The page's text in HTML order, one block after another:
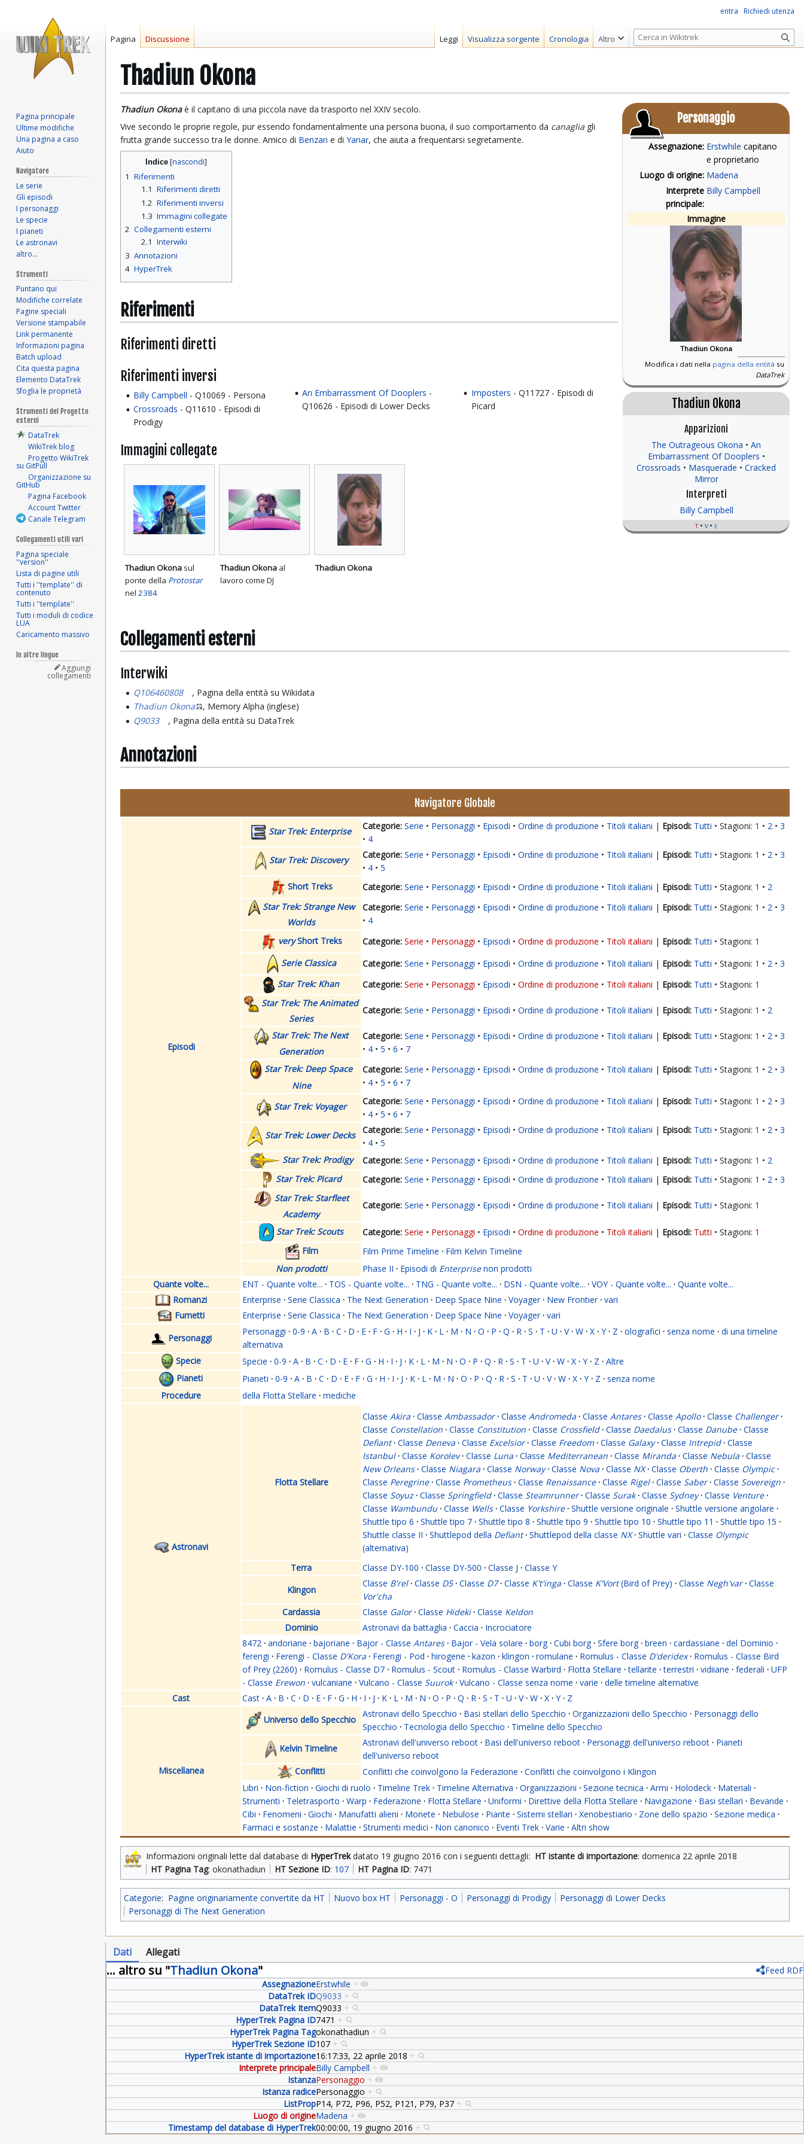
Thadiun Okona
Vai
alla
navigazione
Vai
alla
ricerca
Personaggio
Assegnazione: Erstwhile capitano
e proprietario
Luogo di origine: Madena
Interprete
principale:
Billy Campbell
Immagine
Thadiun Okona
Modifica i dati nella pagina della entità su
DataTrek
Thadiun Okona
Apparizioni
The Outrageous Okona
An
Embarrassment Of Dooplers
Crossroads
Masquerade
Cracked
Mirror
Interpreti
Billy Campbell
t v e
Thadiun Okonaè il capitano di una piccola nave da trasporto nel XXIV secolo.
Vive secondo le proprie regole, pur essendo fondamentalmente una persona buona, il suo comportamento da canaglia gli
frutta grande successo tra le donne. Amico di Benzan e di Yanar, che aiuta a frequentarsi segretamente.
Indice
1 Riferimenti
1.1 Riferimenti diretti
1.2 Riferimenti inversi
1.3 Immagini collegate
2 Collegamenti esterni
2.1 Interwiki
3 Annotazioni
4 HyperTrek
Riferimenti
Riferimenti diretti
Riferimenti inversi
Billy Campbell - Q10069 - Persona
Crossroads - Q11610 - Episodi di
Prodigy
An Embarrassment Of Dooplers -
Q10626 - Episodi di Lower Decks
Imposters - Q11727 - Episodi di
Picard
Immagini collegate
Thadiun Okona sul
ponte della Protostar
nel 2384
Thadiun Okona al
lavoro come DJ
Thadiun Okona
Collegamenti esterni
Interwiki
Q106460808
, Pagina della entità su Wikidata
Thadiun Okona
, Memory Alpha (inglese)
Q9033
, Pagina della entità su DataTrek
Annotazioni
Navigatore Globale
Episodi
Star Trek: Enterprise Serie Personaggi Episodi Ordine di produzione Titoli italiani | Tutti Stagioni: 1 2
3
4
Star Trek: Discovery
Serie Personaggi Episodi Ordine di produzione Titoli italiani | Tutti Stagioni: 1 2
3
4
5
Short Treks
Serie Personaggi Episodi Ordine di produzione Titoli italiani | Tutti Stagioni: 1
2
Star Trek: Strange New
Worlds
Serie Personaggi Episodi Ordine di produzione Titoli italiani | Tutti Stagioni: 1 2
3
4
veryShort Treks Serie Personaggi Episodi Ordine di produzione Titoli italiani | Tutti Stagioni: 1
Serie Classica
Serie Personaggi Episodi Ordine di produzione Titoli italiani | Tutti Stagioni: 1 2
3
Star Trek: Khan
Serie Personaggi Episodi Ordine di produzione Titoli italiani | Tutti Stagioni: 1
Star Trek: The Animated
Series
Serie Personaggi Episodi Ordine di produzione Titoli italiani | Tutti Stagioni: 1 2
Star Trek: The Next
Generation
Serie Personaggi Episodi Ordine di produzione Titoli italiani | Tutti Stagioni: 1 2
3
4
5 6
7
Star Trek: Deep Space
Nine
Serie Personaggi Episodi Ordine di produzione Titoli italiani | Tutti Stagioni: 1 2
3
4
5 6 7
Star Trek: Voyager Serie Personaggi Episodi Ordine di produzione Titoli italiani | Tutti Stagioni: 1 2
3
4
5 6
7
Star Trek: Lower Decks
Serie Personaggi Episodi Ordine di produzione Titoli italiani | Tutti Stagioni: 1 2
3
4
5
Star Trek: Prodigy
Serie Personaggi Episodi Ordine di produzione Titoli italiani | Tutti Stagioni: 1
2
Star Trek: Picard
Serie Personaggi Episodi Ordine di produzione Titoli italiani | Tutti Stagioni: 1 2
3
Star Trek: Starfleet
Academy
Serie Personaggi Episodi Ordine di produzione Titoli italiani | Tutti Stagioni: 1
Star Trek: Scouts Serie Personaggi Episodi Ordine di produzione Titoli italiani | Tutti Stagioni: 1
Film
Film Prime Timeline · Film Kelvin Timeline
Non prodotti
Phase II · Episodi di Enterprisenon prodotti
Quante volte...
ENT - Quante volte... · TOS - Quante volte... · TNG - Quante volte... · DSN - Quante volte... · VOY - Quante volte... · Quante volte...
Romanzi
Enterprise · Serie Classica · The Next Generation · Deep Space Nine · Voyager · New Frontier · vari
Fumetti
Enterprise · Serie Classica · The Next Generation · Deep Space Nine · Voyager · vari
Personaggi
Personaggi · 0-9 · A · B · C · D · E · F · G · H · I · J · K · L · M · N · O · P · Q · R · S · T · U · V · W · X · Y · Z · olografici · senza nome · di una timeline
alternativa
Specie
Specie · 0-9 · A · B · C · D · E · F · G · H · I · J · K · L · M · N · O · P · Q · R · S · T · U · V · W · X · Y · Z · Altre
Pianeti
Pianeti · 0-9 · A · B · C · D · E · F · G · H · I · J · K · L · M · N · O · P · Q · R · S · T · U · V · W · X · Y · Z · senza nome
Procedure
della Flotta Stellare · mediche
Astronavi
Flotta Stellare
Classe Akira · Classe Ambassador · Classe Andromeda · Classe Antares · Classe Apollo · Classe Challenger ·
Classe Constellation · Classe Constitution · Classe Crossfield · Classe Daedalus · Classe Danube · Classe
Defiant · Classe Deneva · Classe Excelsior · Classe Freedom · Classe Galaxy · Classe Intrepid · Classe
Istanbul · Classe Korolev · Classe Luna · Classe Mediterranean · Classe Miranda · Classe Nebula · Classe
New Orleans · Classe Niagara · Classe Norway · Classe Nova · Classe NX · Classe Oberth · Classe Olympic ·
Classe Peregrine · Classe Prometheus · Classe Renaissance · Classe Rigel · Classe Saber · Classe Sovereign ·
Classe Soyuz · Classe Springfield · Classe Steamrunner · Classe Surak · Classe Sydney · Classe Venture ·
Classe Wambundu · Classe Wells · Classe Yorkshire · Shuttle versione originale · Shuttle versione angolare ·
Shuttle tipo 6 · Shuttle tipo 7 · Shuttle tipo 8 · Shuttle tipo 9 · Shuttle tipo 10 · Shuttle tipo 11 · Shuttle tipo 15 ·
Shuttle classe II · Shuttlepod della Defiant · Shuttlepod della classe NX · Shuttle vari · Classe Olympic
(alternativa)
Terra
Classe DY-100 · Classe DY-500 · Classe J · Classe Y
Klingon
Classe B'rel · Classe D5 · Classe D7 · Classe K't'inga · Classe K'Vort(Bird of Prey) · Classe Negh'var · Classe
Vor'cha
Cardassia
Classe Galor · Classe Hideki · Classe Keldon
Dominio
Astronavi da battaglia · Caccia · Incrociatore
8472 · andoriane · bajoriane · Bajor - Classe Antares · Bajor - Vela solare · borg · Cubi borg · Sfere borg · breen · cardassiane · del Dominio ·
ferengi · Ferengi - Classe D'Kora · Ferengi - Pod · hirogene · kazon · klingon · romulane · Romulus - Classe D'deridex · Romulus - Classe Bird
of Prey (2260) · Romulus - Classe D7 · Romulus - Scout · Romulus - Classe Warbird · Flotta Stellare · tellarite · terrestri · vidiiane · federali · UFP
- Classe Erewon · vulcaniane · Vulcano - Classe Suurok · Vulcano - Classe senza nome · varie · delle timeline alternative
Cast
Cast · A · B · C · D · E · F · G · H · I · J · K · L · M · N · O · P · Q · R · S · T · U · V · W · X · Y · Z
Miscellanea
Universo dello Specchio
Astronavi dello Specchio · Basi stellari dello Specchio · Organizzazioni dello Specchio · Personaggi dello
Specchio · Tecnologia dello Specchio · Timeline dello Specchio
Kelvin Timeline
Astronavi dell'universo reboot · Basi dell'universo reboot · Personaggi dell'universo reboot · Pianeti
dell'universo reboot
Conflitti
Conflitti che coinvolgono la Federazione · Conflitti che coinvolgono i Klingon
Libri · Non-fiction · Giochi di ruolo · Timeline Trek · Timeline Alternativa · Organizzazioni · Sezione tecnica · Armi · Holodeck · Materiali ·
Strumenti · Teletrasporto · Warp · Federazione · Flotta Stellare · Uniformi · Direttive della Flotta Stellare · Navigazione · Basi stellari · Bevande ·
Cibi · Fenomeni · Giochi · Manufatti alieni · Monete · Nebulose · Piante · Sistemi stellari · Xenobestiario · Zone dello spazio · Sezione medica ·
Farmaci e sostanze · Malattie · Strumenti medici · Non canonico · Eventi Trek · Varie · Altri show
Informazioni originali lette dal database di HyperTrek datato 19 giugno 2016 con i seguenti dettagli: HT istante di importazione: domenica 22 aprile 2018
HT Pagina Tag: okonathadiun HT Sezione ID: 107 HT Pagina ID: 7471
Categorie: Pagine originariamente convertite da HT Nuovo box HT Personaggi - O Personaggi di Prodigy
Personaggi di Lower Decks
Personaggi di The Next Generation
Dati Allegati
... altro su "Thadiun Okona"
Feed RDF
AssegnazioneErstwhile +
DataTrek IDQ9033 +
DataTrek ItemQ9033 +
HyperTrek Pagina ID7471 +
HyperTrek Pagina Tagokonathadiun +
HyperTrek Sezione ID107 +
HyperTrek istante di importazione16:17:33, 22 aprile 2018 +
Interprete principaleBilly Campbell +
IstanzaPersonaggio +
Istanza radicePersonaggio +
ListPropP14, P72, P96, P52, P121, P79, P37 +
Luogo di origineMadena +
Timestamp del database di HyperTrek00:00:00, 19 giugno 2016 +
entra Richiedi utenza
Pagina Discussione Leggi Visualizza sorgente Cronologia Altro
R
i
r
c
a
Pagina principale
Ultime modifiche
Una pagina a caso
Aiuto
Navigatore
Le serie
Gli episodi
I personaggi
Le specie
I pianeti
Le astronavi
altro…
Strumenti
Puntano qui
Modifiche correlate
Pagine speciali
Versione stampabile
Link permanente
Informazioni pagina
Batch upload
Cita questa pagina
Elemento DataTrek
Sfoglia le proprietà
Strumenti del Progetto
esterni
DataTrek
WikiTrek blog
Progetto WikiTrek
su GitPull
Organizzazione su
GitHub
Pagina Facebook
Account Twitter
Canale Telegram
Collegamenti utili vari
Pagina speciale
''version''
Lista di pagine utili
Tutti i ''template'' di
contenuto
Tutti i ''template''
Tutti i moduli di codice
LUA
Caricamento massivo
In altre lingue
Aggiungi
collegamenti